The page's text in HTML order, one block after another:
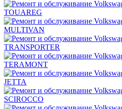
TOUAREG
MULTIVAN
TRANSPORTER
TERAMONT
JETTA
SCIROCCO